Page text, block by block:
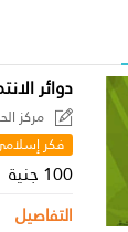
دوائر
مركز
فكر
100 جنية
التفاصيل